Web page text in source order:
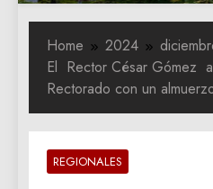
Home 2024
El Rector César Gómez
Rectorado con un
REGIONALES